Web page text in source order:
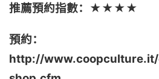
推薦預約指數：★★★★
預約：
http://